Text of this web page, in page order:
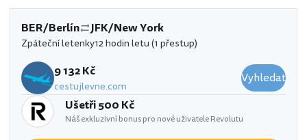
BER/Berlín JFK/New York
Zpáteční letenky12 hodin letu (1 přestup)
9 132 Kč
cestujlevne.com
Vyhledat
Ušetři 500 Kč
Náš exkluzivní bonus pro nové uživatele Revolutu